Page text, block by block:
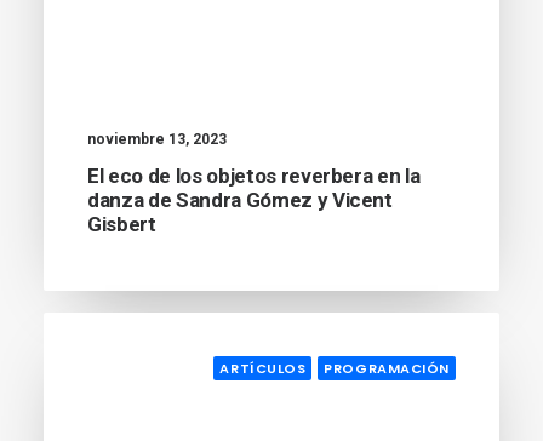
noviembre 13, 2023
El eco de los objetos reverbera en la
danza de Sandra Gómez y Vicent
Gisbert
ARTÍCULOS PROGRAMACIÓN